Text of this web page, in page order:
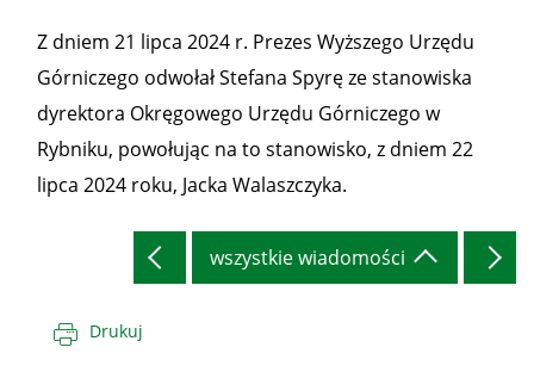
Z dniem 21 lipca 2024 r. Prezes Wyższego Urzędu
Górniczego odwołał Stefana Spyrę ze stanowiska
dyrektora Okręgowego Urzędu Górniczego w
Rybniku, powołując na to stanowisko, z dniem 22
lipca 2024 roku, Jacka Walaszczyka.
wszystkie wiadomości
Drukuj